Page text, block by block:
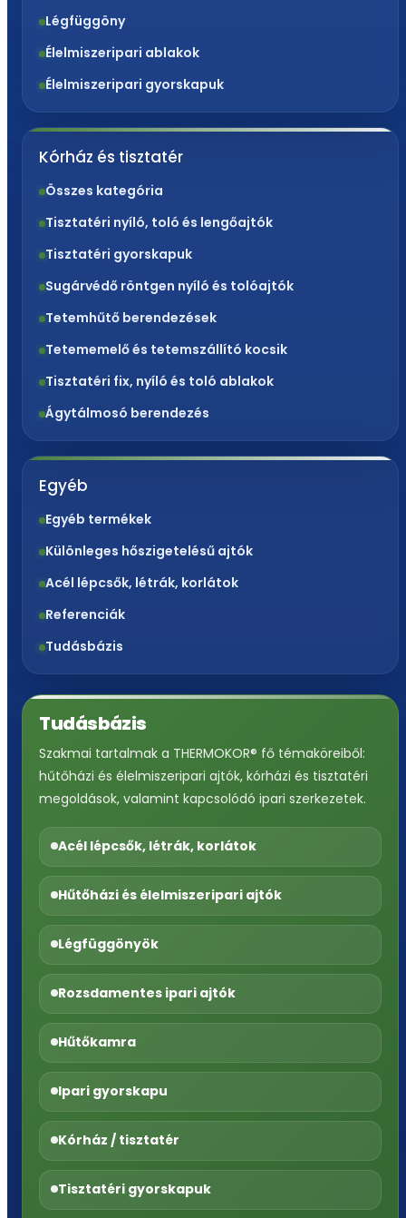
Légfüggöny
Élelmiszeripari ablakok
Élelmiszeripari gyorskapuk
Kórház és tisztatér
Összes kategória
Tisztatéri nyíló, toló és lengőajtók
Tisztatéri gyorskapuk
Sugárvédő röntgen nyíló és tolóajtók
Tetemhűtő berendezések
Tetememelő és tetemszállító kocsik
Tisztatéri fix, nyíló és toló ablakok
Ágytálmosó berendezés
Egyéb
Egyéb termékek
Különleges hőszigetelésű ajtók
Acél lépcsők, létrák, korlátok
Referenciák
Tudásbázis
Tudásbázis
Szakmai tartalmak a THERMOKOR® fő témaköreiből:
hűtőházi és élelmiszeripari ajtók, kórházi és tisztatéri
megoldások, valamint kapcsolódó ipari szerkezetek.
Acél lépcsők, létrák, korlátok
Hűtőházi és élelmiszeripari ajtók
Légfüggönyök
Rozsdamentes ipari ajtók
Hűtőkamra
Ipari gyorskapu
Kórház / tisztatér
Tisztatéri gyorskapuk